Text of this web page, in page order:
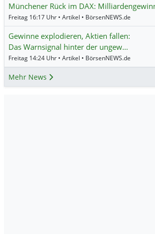
Münchener Rück im DAX:
Freitag 16:17 Uhr • Artikel • BörsenNEWS.de
Gewinne explodieren, Aktien fallen:
Das Warnsignal hinter der ungew…
Freitag 14:24 Uhr • Artikel • BörsenNEWS.de
Mehr News